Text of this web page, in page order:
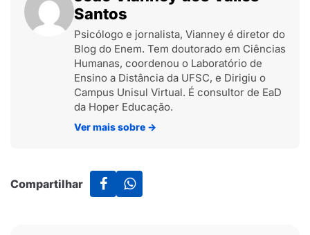
Santos
Psicólogo e jornalista, Vianney é diretor do
Blog do Enem. Tem doutorado em Ciências
Humanas, coordenou o Laboratório de
Ensino a Distância da UFSC, e Dirigiu o
Campus Unisul Virtual. É consultor de EaD
da Hoper Educação.
Ver mais sobre →
Compartilhar